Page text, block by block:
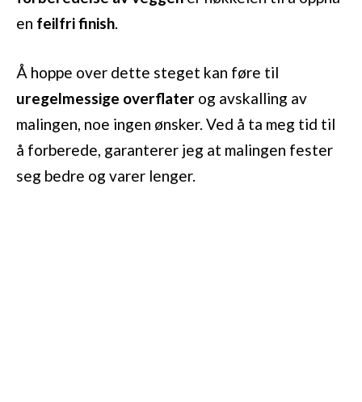
en feilfri finish.
Å hoppe over dette steget kan føre til
uregelmessige overflater og avskalling av
malingen, noe ingen ønsker. Ved å ta meg tid til
å forberede, garanterer jeg at malingen fester
seg bedre og varer lenger.